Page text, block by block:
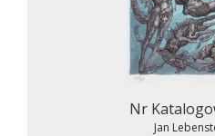
Nr
Jan